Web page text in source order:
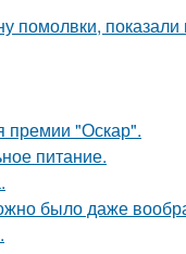
помолвки,
премии "Оскар".
питание.
было даже